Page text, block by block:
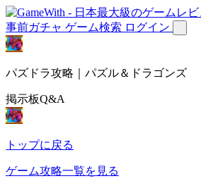
事前ガチャ ゲーム検索 ログイン
パズドラ攻略｜パズル＆ドラゴンズ
掲示板Q&A
トップに戻る
ゲーム攻略一覧を見る